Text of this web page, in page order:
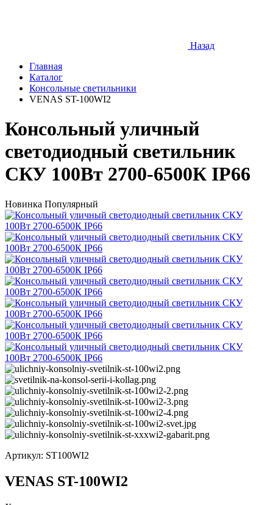
Назад
Главная
Каталог
Консольные светильники
VENAS ST-100WI2
Консольный уличный
светодиодный светильник
СКУ 100Вт 2700-6500К IP66
Новинка Популярный
Артикул: ST100WI2
VENAS ST-100WI2